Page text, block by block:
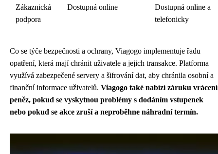
Zákaznická
podpora
Dostupná online
Dostupná online a
telefonicky
Co se týče bezpečnosti a ochrany, Viagogo implementuje řadu
opatření, která mají chránit uživatele a jejich transakce. Platforma
využívá zabezpečené servery a šifrování dat, aby chránila osobní a
finanční informace uživatelů. Viagogo také nabízí záruku vrácení
peněz, pokud se vyskytnou problémy s dodáním vstupenek
nebo pokud se akce zruší a neproběhne náhradní termín.